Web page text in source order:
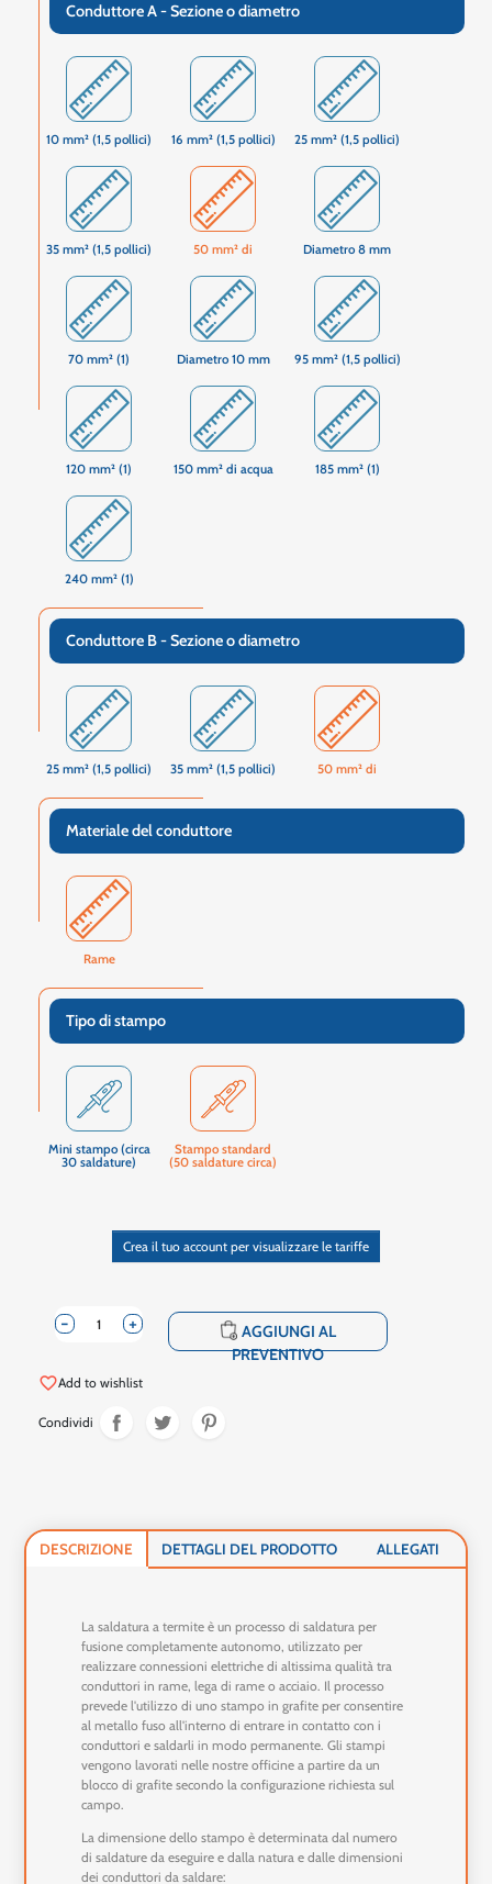
Conduttore A - Sezione o diametro
10 mm² (1,5 pollici) 16 mm² (1,5 pollici) 25 mm² (1,5 pollici)
35 mm² (1,5 pollici) 50 mm² di Diametro 8 mm
70 mm² (1) Diametro 10 mm 95 mm² (1,5 pollici)
120 mm² (1) 150 mm² di acqua 185 mm² (1)
240 mm² (1)
Conduttore B - Sezione o diametro
25 mm² (1,5 pollici) 35 mm² (1,5 pollici) 50 mm² di
Materiale del conduttore
Rame
Tipo di stampo
Mini stampo (circa
30 saldature)
Stampo standard
(50 saldature circa)
Crea il tuo account per visualizzare le tariffe
+
- shopping_cart AGGIUNGI AL
PREVENTIVO
favorite_borderAdd to wishlist
Condividi
DESCRIZIONE DETTAGLI DEL PRODOTTO ALLEGATI
La saldatura a termite è un processo di saldatura per
fusione completamente autonomo, utilizzato per
realizzare connessioni elettriche di altissima qualità tra
conduttori in rame, lega di rame o acciaio. Il processo
prevede l'utilizzo di uno stampo in grafite per consentire
al metallo fuso all'interno di entrare in contatto con i
conduttori e saldarli in modo permanente. Gli stampi
vengono lavorati nelle nostre officine a partire da un
blocco di grafite secondo la configurazione richiesta sul
campo.
La dimensione dello stampo è determinata dal numero
di saldature da eseguire e dalla natura e dalle dimensioni
dei conduttori da saldare: